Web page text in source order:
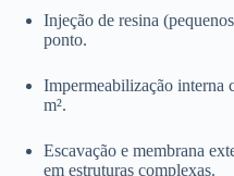
Injeção de resina
ponto.
Impermeabilização interna
m².
Escavação e membrana
em estruturas complexas.